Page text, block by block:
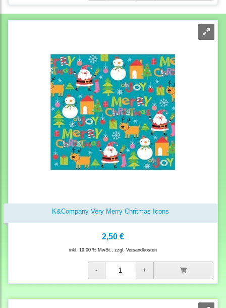
K&Company Very Merry Chritmas Icons
2,50 €
inkl. 19,00 % MwSt., zzgl. Versandkosten